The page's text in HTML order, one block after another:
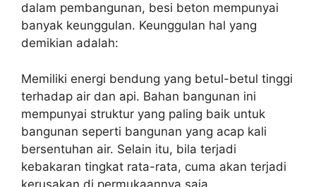
dalam pembangunan, besi beton mempunyai
banyak keunggulan. Keunggulan hal yang
demikian adalah:
Memiliki energi bendung yang betul-betul tinggi
terhadap air dan api. Bahan bangunan ini
mempunyai struktur yang paling baik untuk
bangunan seperti bangunan yang acap kali
bersentuhan air. Selain itu, bila terjadi
kebakaran tingkat rata-rata, cuma akan terjadi
kerusakan di permukaannya saja.